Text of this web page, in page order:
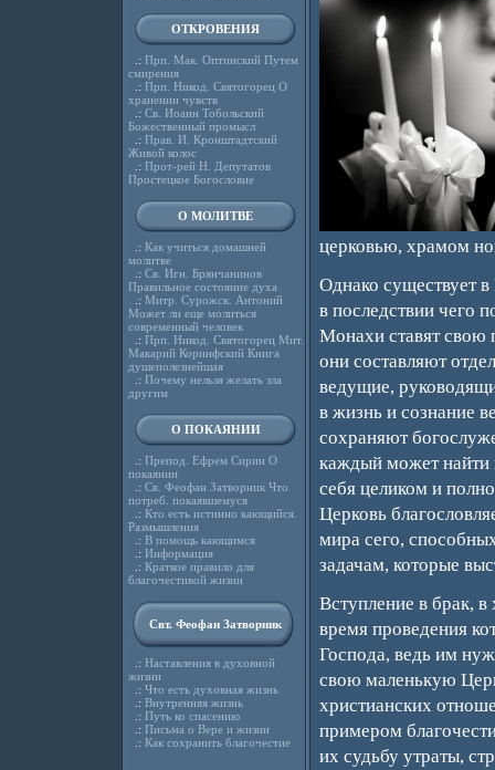
ОТКРОВЕНИЯ
.: Прп. Мак. Оптинский Путем
смирения
.: Прп. Никод. Святогорец О
хранении чувств
.: Св. Иоанн Тобольский
Божественный промысл
.: Прав. И. Кронштадтский
Живой колос
.: Прот-рей Н. Депутатов
Простецкое Богословие
О МОЛИТВЕ
.: Как учиться домашней
молитве
.: Св. Игн. Брянчанинов
Правильное состояние духа
.: Митр. Сурожск. Антоний
Может ли еще молиться
современный человек
.: Прп. Никод. Святогорец Мит.
Макарий Коринфский Книга
душеполезнейшая
.: Почему нельзя желать зла
другим
О ПОКАЯНИИ
.: Препод. Ефрем Сирин О
покаянии
.: Св. Феофан Затворник Что
потреб. покаявшемуся
.: Кто есть истинно кающийся.
Размышления
.: В помощь кающимся
.: Информация
.: Краткое правило для
благочестивой жизни
Свт. Феофан Затворник
.: Наставления в духовной
жизни
.: Что есть духовная жизнь
.: Внутренняя жизнь
.: Путь ко спасению
.: Письма о Вере и жизни
.: Как сохранить благочестие
церковью, храмом
Однако существует
в последствии чего
Монахи ставят свою
они составляют
ведущие,
в жизнь и сознание
сохраняют
каждый может найти
себя целиком и
Церковь
мира сего,
задачам, которые
Вступление в брак,
время проведения
Господа, ведь им
свою маленькую
христианских
примером
их судьбу утраты,